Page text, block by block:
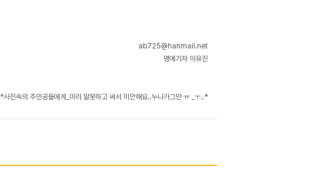
ab725@hanmail.net
명예기자 이유진
*사진속의 주인공들에게_미리 말못하고 써서 미안해요..누나가그만 ㅠ _ㅜ..*